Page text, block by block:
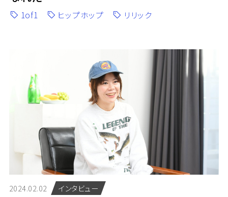
1of1 ヒップホップ リリック
2024.02.02 インタビュー